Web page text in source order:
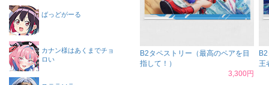
B2タペストリー（最高のペアを目
指して！）
3,300円
王
ばっどがーる
カナン様はあくまでチョ
ロい